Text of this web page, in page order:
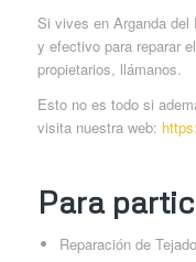
Si vives en Arganda
y efectivo para reparar
propietarios, llámanos.
Esto no es todo si
visita nuestra web:
Para
Reparación de